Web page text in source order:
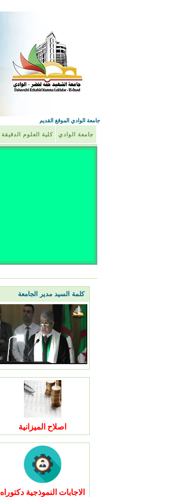
جامعة الوادي الموقغ القديم
جامعة الوادي كلية العلوم الدقيقة
كلمة السيد مدير الجامعة
اصلاح الميزانية
الاجابات النموذجية دكتوراه